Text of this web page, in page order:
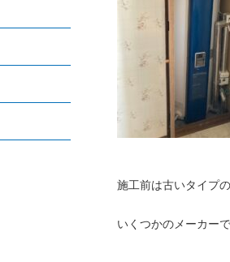
施工前は古いタイプ
いくつかのメーカー